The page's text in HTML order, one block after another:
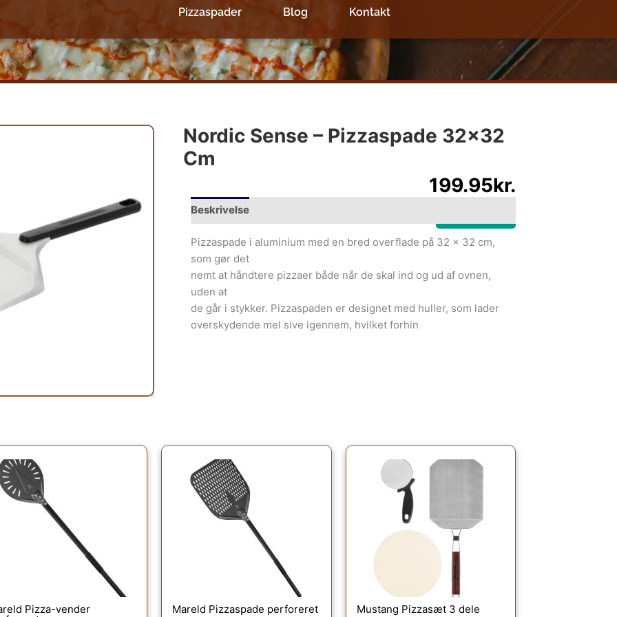
Pizzaspader Blog Kontakt
Nordic Sense – Pizzaspade 32×32
Cm
199.95kr.
Beskrivelse
Pizzaspade i aluminium med en bred overflade på 32 x 32 cm,
som gør det
nemt at håndtere pizzaer både når de skal ind og ud af ovnen,
uden at
de går i stykker. Pizzaspaden er designet med huller, som lader
overskydende mel sive igennem, hvilket forhin
Pizza-vender Mareld Pizzaspade perforeret Mustang Pizzasæt 3 dele